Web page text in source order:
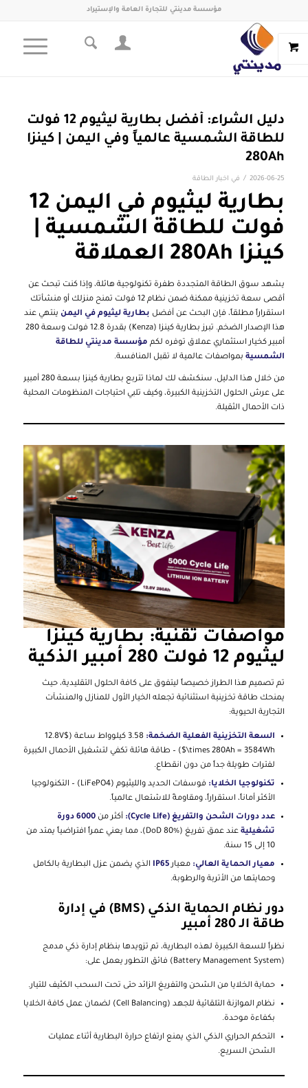
مؤسسة مدينتي للتجارة العامة والإستيراد
دليل الشراء: أفضل بطارية ليثيوم 12 فولت
للطاقة الشمسية عالمياً وفي اليمن | كينزا
280Ah
2026-06-25
/ في اخبار الطاقة
بطارية ليثيوم في اليمن 12
فولت للطاقة الشمسية |
كينزا 280Ah العملاقة
يشهد سوق الطاقة المتجددة طفرة تكنولوجية هائلة، وإذا كنت تبحث عن
أقصى سعة تخزينية ممكنة ضمن نظام 12 فولت تمنح منزلك أو منشأتك
استقراراً مطلقاً، فإن البحث عن أفضل بطارية ليثيوم في اليمن ينتهي عند
هذا الإصدار الضخم. تبرز بطارية كينزا (Kenza) بقدرة 12.8 فولت وسعة 280
أمبير كخيار استثماري عملاق توفره لكم مؤسسة مدينتي للطاقة
الشمسيةبمواصفات عالمية لا تقبل المنافسة.
من خلال هذا الدليل، سنكشف لك لماذا تتربع بطارية كينزا بسعة 280 أمبير
على عرش الحلول التخزينية الكبيرة، وكيف تلبي احتياجات المنظومات المحلية
ذات الأحمال الثقيلة.
مواصفات تقنية: بطارية كينزا
ليثيوم 12 فولت 280 أمبير الذكية
تم تصميم هذا الطراز خصيصاً ليتفوق على كافة الحلول التقليدية، حيث
يمنحك طاقة تخزينية استثنائية تجعله الخيار الأول للمنازل والمنشآت
التجارية الحيوية:
السعة التخزينية الفعلية الضخمة:
3.58 كيلوواط ساعة ($12.8V
\times 280Ah = 3584Wh$) – طاقة هائلة تكفي لتشغيل الأحمال الكبيرة
لفترات طويلة جداً من دون انقطاع.
تكنولوجيا الخلايا:
فوسفات الحديد والليثيوم (LiFePO4) – التكنولوجيا
الأكثر أماناً، استقراراً، ومقاومةً للاشتعال عالمياً.
عدد دورات الشحن والتفريغ (Cycle Life): أكثر من
6000 دورة
تشغيلية
عند عمق تفريغ (DoD 80%)، مما يعني عمراً افتراضياً يمتد من
10 إلى 15 سنة.
معيار الحماية العالي: معيارIP65 الذي يضمن عزل البطارية بالكامل
وحمايتها من الأتربة والرطوبة.
دور نظام الحماية الذكي (BMS) في إدارة
طاقة الـ 280 أمبير
نظراً للسعة الكبيرة لهذه البطارية، تم تزويدها بنظام إدارة ذكي مدمج
(Battery Management System) فائق التطور يعمل على:
حماية الخلايا من الشحن والتفريغ الزائد حتى تحت السحب الكثيف للتيار.
نظام الموازنة التلقائية للجهد (Cell Balancing) لضمان عمل كافة الخلايا
بكفاءة موحدة.
التحكم الحراري الذكي الذي يمنع ارتفاع حرارة البطارية أثناء عمليات
الشحن السريع.